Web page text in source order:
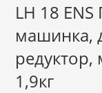
LH 18
машинка,
1,9кг